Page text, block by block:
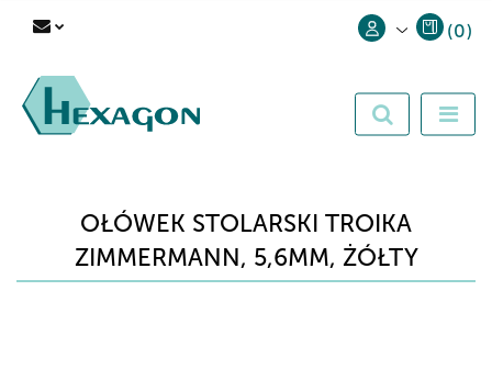
Zarejestruj się
(0)
OŁÓWEK STOLARSKI TROIKA
ZIMMERMANN, 5,6MM, ŻÓŁTY